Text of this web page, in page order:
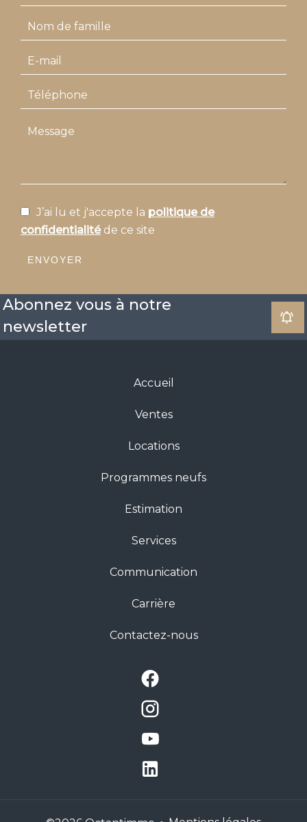
J’ai lu et j'accepte la politique de
confidentialitéde ce site
ENVOYER
Abonnez vous à notre
newsletter
Accueil
Ventes
Locations
Programmes neufs
Estimation
Services
Communication
Carrière
Contactez-nous